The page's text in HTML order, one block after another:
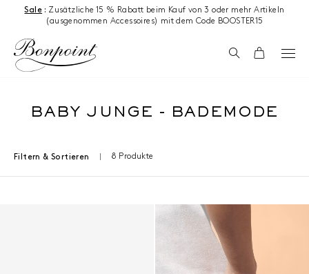
Zum Inhalt springen
Sale : Zusätzliche 15 % Rabatt beim Kauf von 3 oder mehr Artikeln
(ausgenommen Accessoires) mit dem Code BOOSTER15
SuchenWagen
BABY JUNGE - BADEMODE
Filtern & Sortieren 8 Produkte
Taschen-Sonnenschutzspray 30